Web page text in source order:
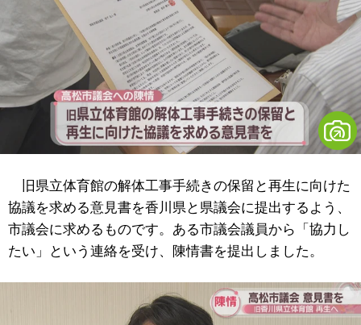
旧県立体育館の解体工事手続きの保留と再生に向けた
協議を求める意見書を香川県と県議会に提出するよう、
市議会に求めるものです。ある市議会議員から「協力し
たい」という連絡を受け、陳情書を提出しました。